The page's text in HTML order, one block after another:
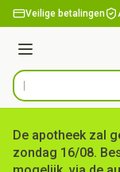
Ga naar de inhoud
Veilige betalingen
Menu
Product, merk,
De apotheek zal
zondag 16/08.